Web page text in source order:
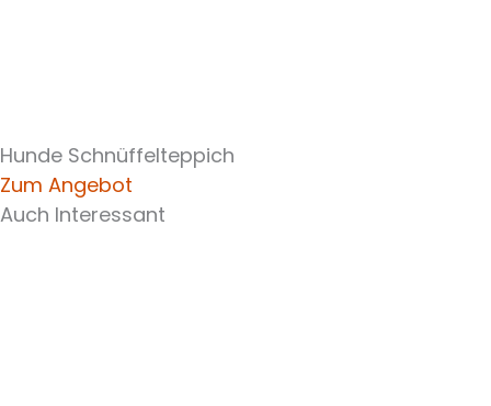
Hunde Schnüffelteppich
Zum Angebot
Auch Interessant